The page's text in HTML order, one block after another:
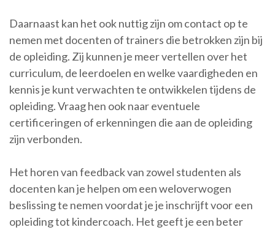
Daarnaast kan het ook nuttig zijn om contact op te
nemen met docenten of trainers die betrokken zijn bij
de opleiding. Zij kunnen je meer vertellen over het
curriculum, de leerdoelen en welke vaardigheden en
kennis je kunt verwachten te ontwikkelen tijdens de
opleiding. Vraag hen ook naar eventuele
certificeringen of erkenningen die aan de opleiding
zijn verbonden.
Het horen van feedback van zowel studenten als
docenten kan je helpen om een weloverwogen
beslissing te nemen voordat je je inschrijft voor een
opleiding tot kindercoach. Het geeft je een beter